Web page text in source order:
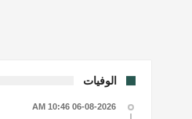
الوفيات
06-08-2026 10:46 AM